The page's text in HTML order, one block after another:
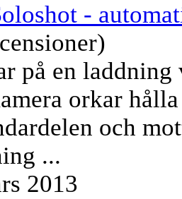
-
på en
orkar
och
...
2013